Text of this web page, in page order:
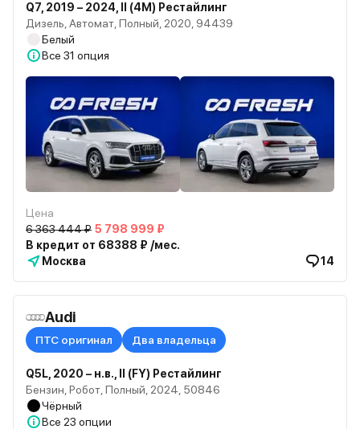
Q7, 2019 – 2024, II (4M) Рестайлинг
Дизель, Автомат, Полный, 2020, 94439
Белый
Все 31 опция
Цена
6 363 444 ₽ 5 798 999 ₽
В кредит от 68388 ₽ /мес.
Москва
14
Audi
ПТС оригинал Два владельца
Q5L, 2020 – н.в., II (FY) Рестайлинг
Бензин, Робот, Полный, 2024, 50846
Чёрный
Все 23 опции